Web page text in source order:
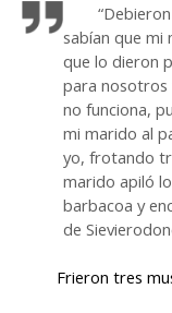
sabían que mi
que lo dieron
para nosotros
no funciona,
mi marido al
yo, frotando
marido apiló
barbacoa y
de
Frieron tres